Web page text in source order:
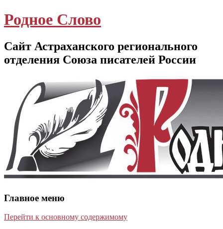
Родное Слово
Сайт Астраханского регионального
отделения Союза писателей России
Главное меню
Перейти к основному содержимому